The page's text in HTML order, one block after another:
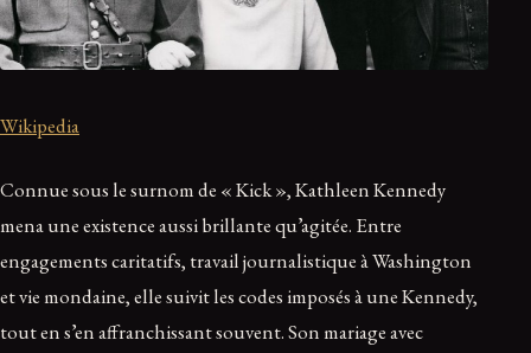
Wikipedia
Connue sous le surnom de « Kick », Kathleen Kennedy
mena une existence aussi brillante qu’agitée. Entre
engagements caritatifs, travail journalistique à Washington
et vie mondaine, elle suivit les codes imposés à une Kennedy,
tout en s’en affranchissant souvent. Son mariage avec